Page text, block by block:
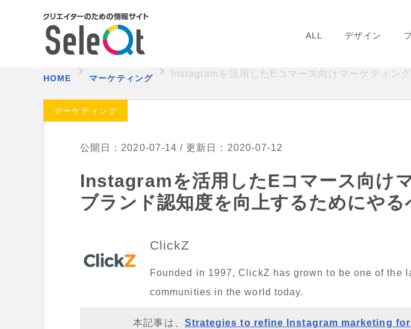
ALL デザイン
HOME マーケティング Instagramを活用したEコマース向けマーケティン
マーケティング
公開日：2020-07-14 / 更新日：2020-07-12
Instagramを活用したEコマース向け
ブランド認知度を向上するためにやる
ClickZ
Founded in 1997, ClickZ has grown to be one of the
communities in the world today.
本記事は、 Strategies to refine Instagram marketing